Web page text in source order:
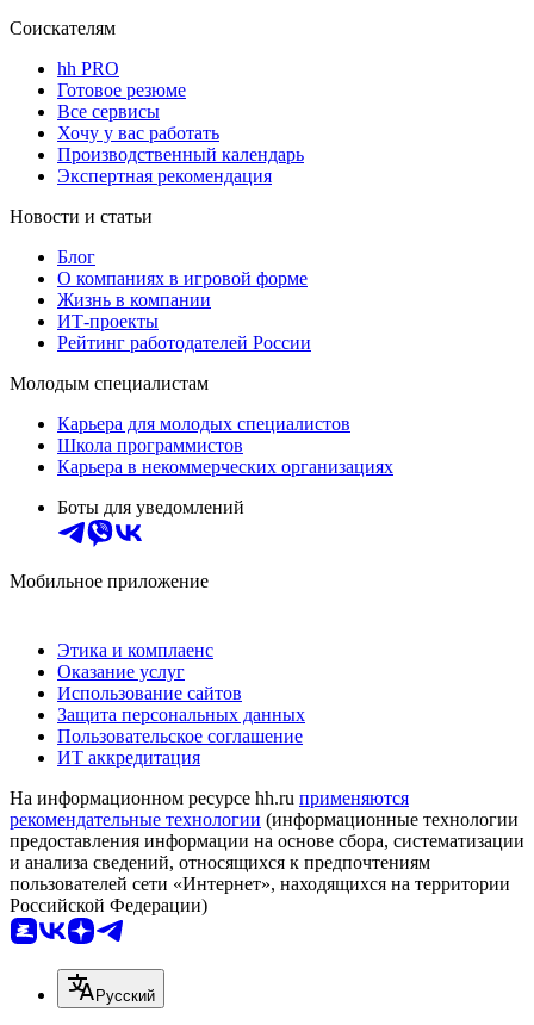
Соискателям
hh PRO
Готовое резюме
Все сервисы
Хочу у вас работать
Производственный календарь
Экспертная рекомендация
Новости и статьи
Блог
О компаниях в игровой форме
Жизнь в компании
ИТ-проекты
Рейтинг работодателей России
Молодым специалистам
Карьера для молодых специалистов
Школа программистов
Карьера в некоммерческих организациях
Боты для уведомлений
Мобильное приложение
Этика и комплаенс
Оказание услуг
Использование сайтов
Защита персональных данных
Пользовательское соглашение
ИТ аккредитация
На информационном ресурсе hh.ru применяются
рекомендательные технологии (информационные технологии
предоставления информации на основе сбора, систематизации
и анализа сведений, относящихся к предпочтениям
пользователей сети «Интернет», находящихся на территории
Российской Федерации)
Русский